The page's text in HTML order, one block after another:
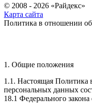
© 2008 - 2026 «Райдекс»
Карта сайта
Политика в отношении
1. Общие положения
1.1. Настоящая Политика
персональных данных
18.1 Федерального